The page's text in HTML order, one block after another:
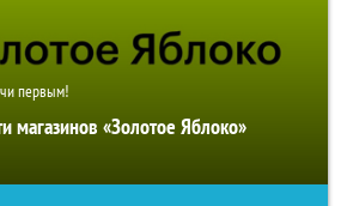
первым!
магазинов «Золотое Яблоко»